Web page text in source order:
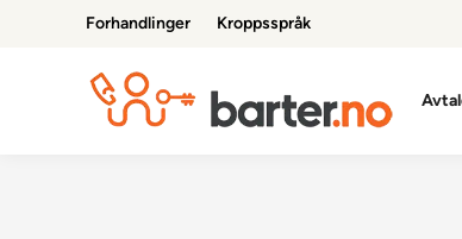
Forhandlinger Kroppsspråk